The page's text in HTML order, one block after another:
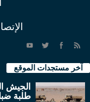
آخر مستجدات الموقع
الجيش
طلبة